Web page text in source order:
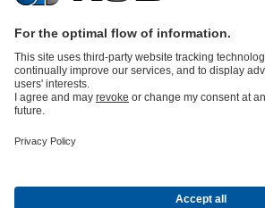
Kontakt